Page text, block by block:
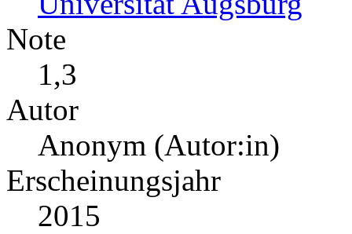
Note
1,3
Autor
Anonym (Autor:in)
Erscheinungsjahr
2015